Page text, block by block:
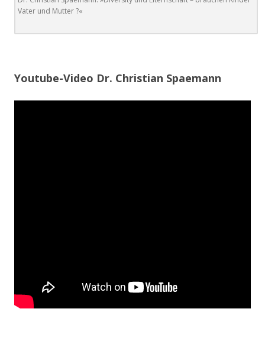
Vater und Mutter ?«
Youtube-Video Dr. Christian Spaemann